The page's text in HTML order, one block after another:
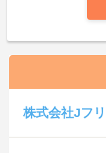
株式会社Jフ